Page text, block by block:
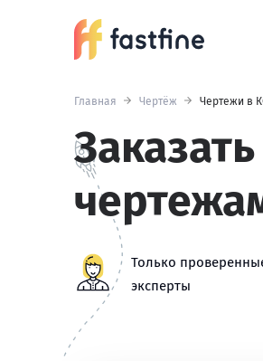
Главная Чертёж Чертежи в
Только
эксперты